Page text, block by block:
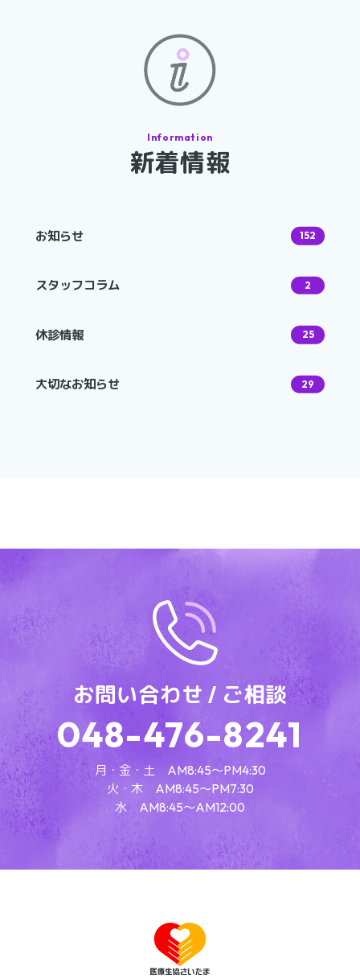
新着情報
お知らせ 152
スタッフコラム 2
休診情報 25
大切なお知らせ 29
お問い合わせ / ご相談
048-476-8241
月・金・土 AM8:45～PM4:30
火・木 AM8:45～PM7:30
水 AM8:45～AM12:00